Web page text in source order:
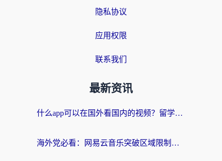
隐私协议
应用权限
联系我们
最新资讯
什么app可以在国外看国内的视频？留学生亲测好用的回国加速器指南
海外党必看：网易云音乐突破区域限制，轻松听国内歌、刷喜马拉雅的正确姿势